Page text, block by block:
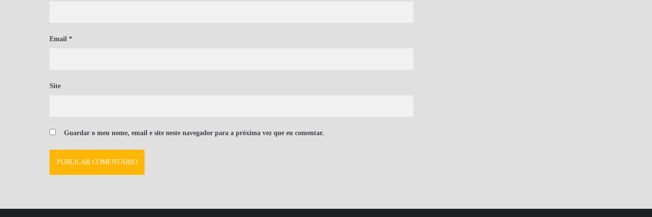
Email *
Site
Guardar o meu nome, email e site neste navegador para a próxima vez que eu comentar.